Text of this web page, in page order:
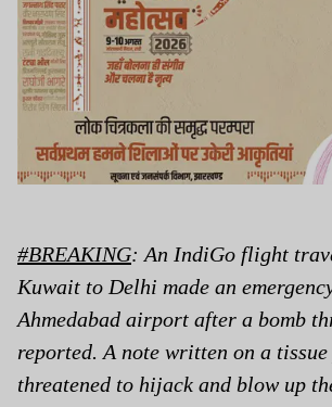
#BREAKING: An IndiGo flight
Kuwait to Delhi made an
Ahmedabad airport after a bomb
reported. A note written on a
threatened to hijack and blow up